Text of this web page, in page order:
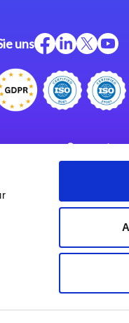
uns
Support
Impressum